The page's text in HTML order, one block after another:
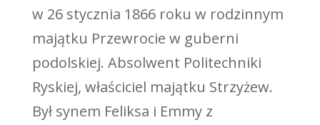
w 26 stycznia 1866 roku w rodzinnym
majątku Przewrocie w guberni
podolskiej. Absolwent Politechniki
Ryskiej, właściciel majątku Strzyżew.
Był synem Feliksa i Emmy z